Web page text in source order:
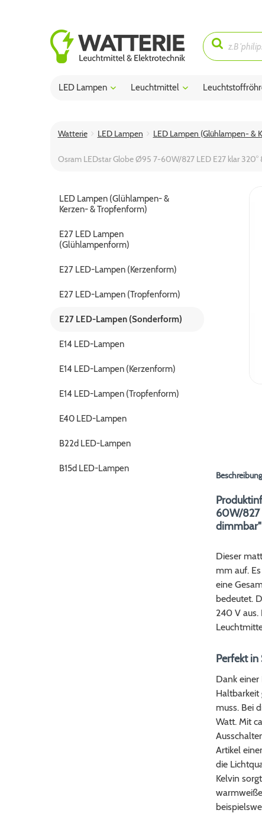
LED Lampen Leuchtmittel
Watterie LED Lampen LED Lampen (Glühlampen- &
Osram LEDstar Globe Ø95 7-60W/827 LED E27 klar
LED Lampen (Glühlampen- &
Kerzen- & Tropfenform)
E27 LED Lampen
(Glühlampenform)
E27 LED-Lampen (Kerzenform)
E27 LED-Lampen (Tropfenform)
E27 LED-Lampen (Sonderform)
E14 LED-Lampen
E14 LED-Lampen (Kerzenform)
E14 LED-Lampen (Tropfenform)
E40 LED-Lampen
B22d LED-Lampen
B15d LED-Lampen
Beschreibung
60W/827
dimmbar"
Dieser
mm auf.
eine
bedeutet.
240 V aus.
Perfekt in
Dank
Haltbarkeit
muss. Bei
Watt. Mit
Artikel
die
Kelvin